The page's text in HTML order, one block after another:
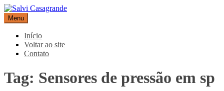
Pular
para
o
conteúdo
Salvi Casagrande
Especialistas em equipamentos de medição e automação
Menu
Início
Voltar ao site
Contato
Tag: Sensores de pressão em sp